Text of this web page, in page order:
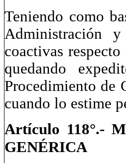
Teniendo como
Administración
coactivas
quedando
Procedimiento de
cuando lo estime
Artículo 118°.-
GENÉRICA